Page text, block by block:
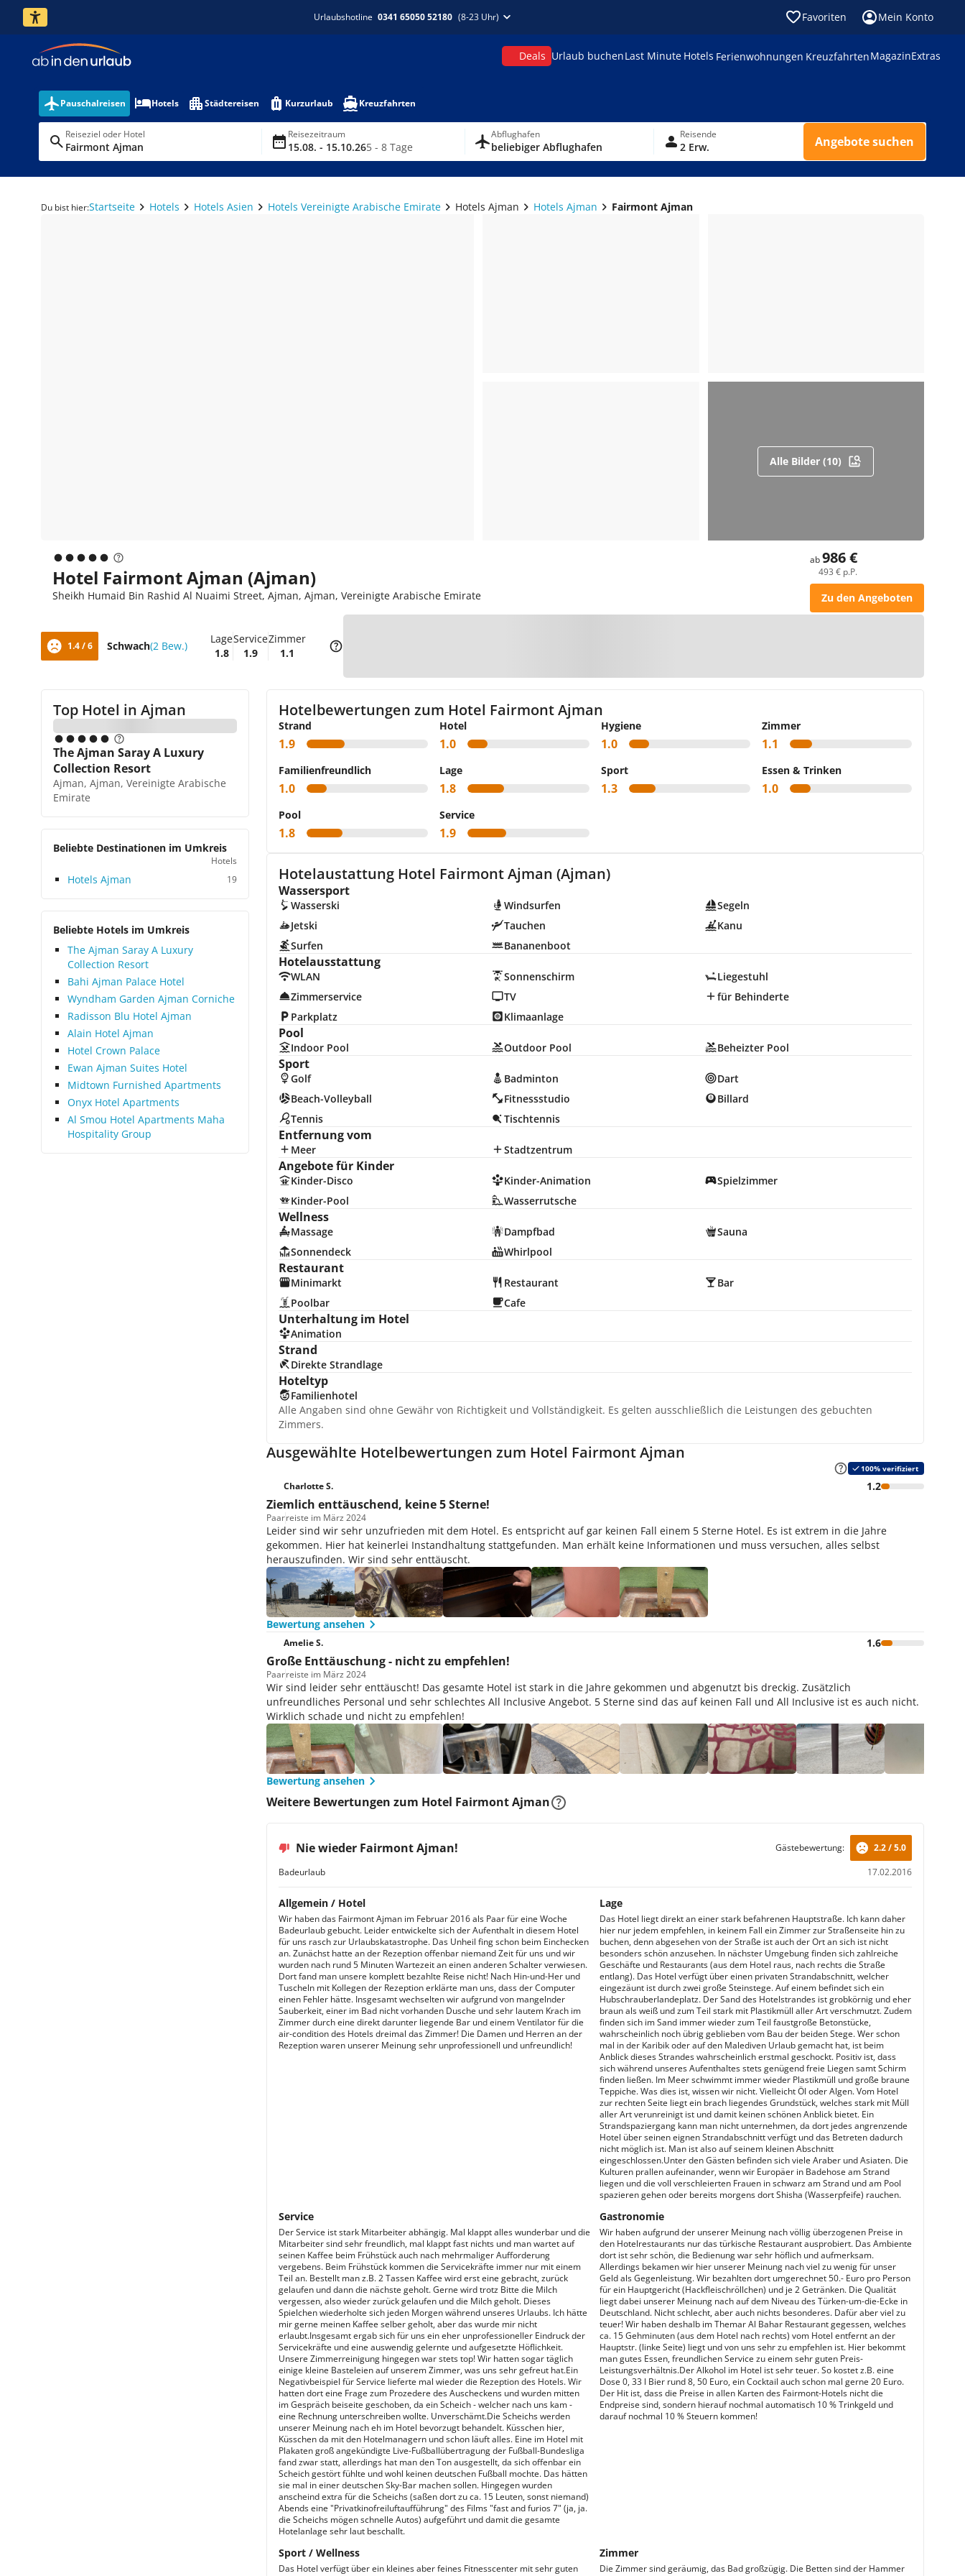
Urlaubshotline 0341 65050 52180 (8-23 Uhr) Favoriten Mein Konto
Deals Urlaub buchenLast Minute Hotels Ferienwohnungen KreuzfahrtenMagazinExtras
Pauschalreisen Hotels Städtereisen Kurzurlaub Kreuzfahrten
Reiseziel oder Hotel
Fairmont Ajman
Reisezeitraum
15.08. - 15.10.265 - 8 Tage
Abflughafen
beliebiger Abflughafen
Reisende
2 Erw. Angebote suchen
Du bist hier:Startseite Hotels Hotels Asien Hotels Vereinigte Arabische Emirate Hotels Ajman Hotels Ajman Fairmont Ajman
Alle Bilder (10)
Hotel Fairmont Ajman (Ajman)
Sheikh Humaid Bin Rashid Al Nuaimi Street, Ajman, Ajman, Vereinigte Arabische Emirate
ab986 €
493 € p.P.
Zu den Angeboten
1.4 / 6 Schwach(2 Bew.)
Lage
1.8
Service
1.9
Zimmer
1.1
Top Hotel in Ajman
The Ajman Saray A Luxury
Collection Resort
Ajman, Ajman, Vereinigte Arabische
Emirate
Beliebte Destinationen im Umkreis
Hotels
Hotels Ajman 19
Beliebte Hotels im Umkreis
The Ajman Saray A Luxury
Collection Resort
Bahi Ajman Palace Hotel
Wyndham Garden Ajman Corniche
Radisson Blu Hotel Ajman
Alain Hotel Ajman
Hotel Crown Palace
Ewan Ajman Suites Hotel
Midtown Furnished Apartments
Onyx Hotel Apartments
Al Smou Hotel Apartments Maha
Hospitality Group
Hotelbewertungen zum Hotel Fairmont Ajman
Strand
1.9
Hotel
1.0
Hygiene
1.0
Zimmer
1.1
Familienfreundlich
1.0
Lage
1.8
Sport
1.3
Essen & Trinken
1.0
Pool
1.8
Service
1.9
Hotelaustattung Hotel Fairmont Ajman (Ajman)
Wassersport
Wasserski Windsurfen
Segeln
Jetski
Tauchen
Kanu
Surfen
Bananenboot
Hotelausstattung
WLAN Sonnenschirm
Liegestuhl
Zimmerservice
TV
für Behinderte
Parkplatz
Klimaanlage
Pool
Indoor Pool Outdoor Pool Beheizter Pool
Sport
Golf Badminton
Dart
Beach-Volleyball
Fitnessstudio
Billard
Tennis
Tischtennis
Entfernung vom
Meer Stadtzentrum
Angebote für Kinder
Kinder-Disco Kinder-Animation
Spielzimmer
Kinder-Pool
Wasserrutsche
Wellness
Massage Dampfbad
Sauna
Sonnendeck
Whirlpool
Restaurant
Minimarkt Restaurant
Bar
Poolbar
Cafe
Unterhaltung im Hotel
Animation
Strand
Direkte Strandlage
Hoteltyp
Familienhotel
Alle Angaben sind ohne Gewähr von Richtigkeit und Vollständigkeit. Es gelten ausschließlich die Leistungen des gebuchten
Zimmers.
Ausgewählte Hotelbewertungen zum Hotel Fairmont Ajman
100% verifiziert
Charlotte S. 1.2
Ziemlich enttäuschend, keine 5 Sterne!
Paarreiste im März 2024
Leider sind wir sehr unzufrieden mit dem Hotel. Es entspricht auf gar keinen Fall einem 5 Sterne Hotel. Es ist extrem in die Jahre
gekommen. Hier hat keinerlei Instandhaltung stattgefunden. Man erhält keine Informationen und muss versuchen, alles selbst
herauszufinden. Wir sind sehr enttäuscht.
Bewertung ansehen
Amelie S. 1.6
Große Enttäuschung - nicht zu empfehlen!
Paarreiste im März 2024
Wir sind leider sehr enttäuscht! Das gesamte Hotel ist stark in die Jahre gekommen und abgenutzt bis dreckig. Zusätzlich
unfreundliches Personal und sehr schlechtes All Inclusive Angebot. 5 Sterne sind das auf keinen Fall und All Inclusive ist es auch nicht.
Wirklich schade und nicht zu empfehlen!
Bewertung ansehen
Weitere Bewertungen zum Hotel Fairmont Ajman
Nie wieder Fairmont Ajman!
Badeurlaub 17.02.2016
Gästebewertung: 2.2 / 5.0
Allgemein / Hotel
Wir haben das Fairmont Ajman im Februar 2016 als Paar für eine Woche
Badeurlaub gebucht. Leider entwickelte sich der Aufenthalt in diesem Hotel
für uns rasch zur Urlaubskatastrophe. Das Unheil fing schon beim Einchecken
an. Zunächst hatte an der Rezeption offenbar niemand Zeit für uns und wir
wurden nach rund 5 Minuten Wartezeit an einen anderen Schalter verwiesen.
Dort fand man unsere komplett bezahlte Reise nicht! Nach Hin-und-Her und
Tuscheln mit Kollegen der Rezeption erklärte man uns, dass der Computer
einen Fehler hätte. Insgesamt wechselten wir aufgrund von mangelnder
Sauberkeit, einer im Bad nicht vorhanden Dusche und sehr lautem Krach im
Zimmer durch eine direkt darunter liegende Bar und einem Ventilator für die
air-condition des Hotels dreimal das Zimmer! Die Damen und Herren an der
Rezeption waren unserer Meinung sehr unprofessionell und unfreundlich!
Lage
Das Hotel liegt direkt an einer stark befahrenen Hauptstraße. Ich kann daher
hier nur jedem empfehlen, in keinem Fall ein Zimmer zur Straßenseite hin zu
buchen, denn abgesehen von der Straße ist auch der Ort an sich ist nicht
besonders schön anzusehen. In nächster Umgebung finden sich zahlreiche
Geschäfte und Restaurants (aus dem Hotel raus, nach rechts die Straße
entlang). Das Hotel verfügt über einen privaten Strandabschnitt, welcher
eingezäunt ist durch zwei große Steinstege. Auf einem befindet sich ein
Hubschrauberlandeplatz. Der Sand des Hotelstrandes ist grobkörnig und eher
braun als weiß und zum Teil stark mit Plastikmüll aller Art verschmutzt. Zudem
finden sich im Sand immer wieder zum Teil faustgroße Betonstücke,
wahrscheinlich noch übrig geblieben vom Bau der beiden Stege. Wer schon
mal in der Karibik oder auf den Malediven Urlaub gemacht hat, ist beim
Anblick dieses Strandes wahrscheinlich erstmal geschockt. Positiv ist, dass
sich während unseres Aufenthaltes stets genügend freie Liegen samt Schirm
finden ließen. Im Meer schwimmt immer wieder Plastikmüll und große braune
Teppiche. Was dies ist, wissen wir nicht. Vielleicht Öl oder Algen. Vom Hotel
zur rechten Seite liegt ein brach liegendes Grundstück, welches stark mit Müll
aller Art verunreinigt ist und damit keinen schönen Anblick bietet. Ein
Strandspaziergang kann man nicht unternehmen, da dort jedes angrenzende
Hotel über seinen eignen Strandabschnitt verfügt und das Betreten dadurch
nicht möglich ist. Man ist also auf seinem kleinen Abschnitt
eingeschlossen.Unter den Gästen befinden sich viele Araber und Asiaten. Die
Kulturen prallen aufeinander, wenn wir Europäer in Badehose am Strand
liegen und die voll verschleierten Frauen in schwarz am Strand und am Pool
spazieren gehen oder bereits morgens dort Shisha (Wasserpfeife) rauchen.
Service
Der Service ist stark Mitarbeiter abhängig. Mal klappt alles wunderbar und die
Mitarbeiter sind sehr freundlich, mal klappt fast nichts und man wartet auf
seinen Kaffee beim Frühstück auch nach mehrmaliger Aufforderung
vergebens. Beim Frühstück kommen die Servicekräfte immer nur mit einem
Teil an. Bestellt man z.B. 2 Tassen Kaffee wird erst eine gebracht, zurück
gelaufen und dann die nächste geholt. Gerne wird trotz Bitte die Milch
vergessen, also wieder zurück gelaufen und die Milch geholt. Dieses
Spielchen wiederholte sich jeden Morgen während unseres Urlaubs. Ich hätte
mir gerne meinen Kaffee selber geholt, aber das wurde mir nicht
erlaubt.Insgesamt ergab sich für uns ein eher unprofessioneller Eindruck der
Servicekräfte und eine auswendig gelernte und aufgesetzte Höflichkeit.
Unsere Zimmerreinigung hingegen war stets top! Wir hatten sogar täglich
einige kleine Basteleien auf unserem Zimmer, was uns sehr gefreut hat.Ein
Negativbeispiel für Service lieferte mal wieder die Rezeption des Hotels. Wir
hatten dort eine Frage zum Prozedere des Auscheckens und wurden mitten
im Gespräch beiseite geschoben, da ein Scheich - welcher nach uns kam -
eine Rechnung unterschreiben wollte. Unverschämt.Die Scheichs werden
unserer Meinung nach eh im Hotel bevorzugt behandelt. Küsschen hier,
Küsschen da mit den Hotelmanagern und schon läuft alles. Eine im Hotel mit
Plakaten groß angekündigte Live-Fußballübertragung der Fußball-Bundesliga
fand zwar statt, allerdings hat man den Ton ausgestellt, da sich offenbar ein
Scheich gestört fühlte und wohl keinen deutschen Fußball mochte. Das hätten
sie mal in einer deutschen Sky-Bar machen sollen. Hingegen wurden
anscheind extra für die Scheichs (saßen dort zu ca. 15 Leuten, sonst niemand)
Abends eine "Privatkinofreiluftaufführung" des Films "fast and furios 7" (ja, ja.
die Scheichs mögen schnelle Autos) aufgeführt und damit die gesamte
Hotelanlage sehr laut beschallt.
Gastronomie
Wir haben aufgrund der unserer Meinung nach völlig überzogenen Preise in
den Hotelrestaurants nur das türkische Restaurant ausprobiert. Das Ambiente
dort ist sehr schön, die Bedienung war sehr höflich und aufmerksam.
Allerdings bekamen wir hier unserer Meinung nach viel zu wenig für unser
Geld als Gegenleistung. Wir bezahlten dort umgerechnet 50.- Euro pro Person
für ein Hauptgericht (Hackfleischröllchen) und je 2 Getränken. Die Qualität
liegt dabei unserer Meinung nach auf dem Niveau des Türken-um-die-Ecke in
Deutschland. Nicht schlecht, aber auch nichts besonderes. Dafür aber viel zu
teuer! Wir haben deshalb im Themar Al Bahar Restaurant gegessen, welches
ca. 15 Gehminuten (aus dem Hotel nach rechts) vom Hotel entfernt an der
Hauptstr. (linke Seite) liegt und von uns sehr zu empfehlen ist. Hier bekommt
man gutes Essen, freundlichen Service zu einem sehr guten Preis-
Leistungsverhältnis.Der Alkohol im Hotel ist sehr teuer. So kostet z.B. eine
Dose 0, 33 l Bier rund 8, 50 Euro, ein Cocktail auch schon mal gerne 20 Euro.
Der Hit ist, dass die Preise in allen Karten des Fairmont-Hotels nicht die
Endpreise sind, sondern hierauf nochmal automatisch 10 % Trinkgeld und
darauf nochmal 10 % Steuern kommen!
Sport / Wellness
Das Hotel verfügt über ein kleines aber feines Fitnesscenter mit sehr guten
Zimmer
Die Zimmer sind geräumig, das Bad großzügig. Die Betten sind der Hammer 